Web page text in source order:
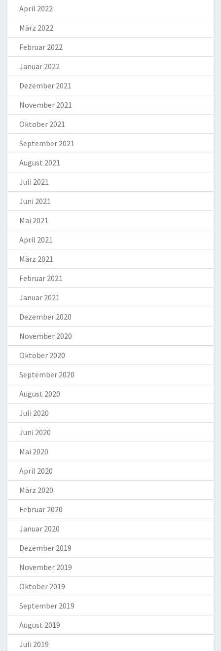
April 2022
März 2022
Februar 2022
Januar 2022
Dezember 2021
November 2021
Oktober 2021
September 2021
August 2021
Juli 2021
Juni 2021
Mai 2021
April 2021
März 2021
Februar 2021
Januar 2021
Dezember 2020
November 2020
Oktober 2020
September 2020
August 2020
Juli 2020
Juni 2020
Mai 2020
April 2020
März 2020
Februar 2020
Januar 2020
Dezember 2019
November 2019
Oktober 2019
September 2019
August 2019
Juli 2019